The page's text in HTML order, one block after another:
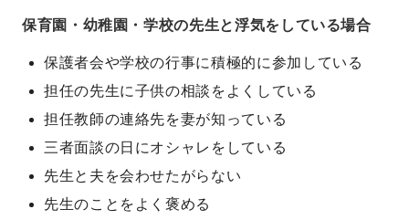
保育園・幼稚園・学校の先生と浮気をしている場合
保護者会や学校の行事に積極的に参加している
担任の先生に子供の相談をよくしている
担任教師の連絡先を妻が知っている
三者面談の日にオシャレをしている
先生と夫を会わせたがらない
先生のことをよく褒める